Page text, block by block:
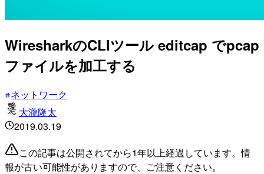
WiresharkのCLIツール editcap でpcap
ファイルを加工する
ネットワーク
大瀧隆太
2019.03.19
この記事は公開されてから1年以上経過しています。情
報が古い可能性がありますので、ご注意ください。